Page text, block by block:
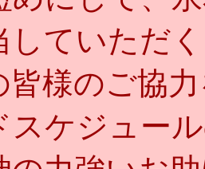
していただ
皆様のご協
スケジュー